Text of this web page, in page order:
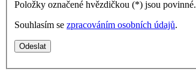
Položky označené hvězdičkou (*) jsou povinné.
Souhlasím se zpracováním osobních údajů.